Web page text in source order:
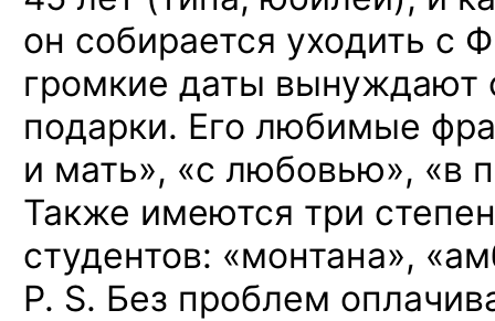
он собирается уходить с
громкие даты вынуждают
подарки. Его любимые
и мать», «с любовью», «в
Также имеются три
студентов: «монтана»,
Р. S. Без проблем